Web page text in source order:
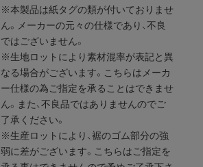
※本製品は紙タグの類が付いておりませ
ん。メーカーの元々の仕様であり、不良
ではございません。
※生地ロットにより素材混率が表記と異
なる場合がございます。こちらはメーカ
ー仕様の為ご指定を承ることはできませ
ん。また、不良品ではありませんのでご
了承ください。
※生産ロットにより、裾のゴム部分の強
弱に差がございます。こちらはご指定を